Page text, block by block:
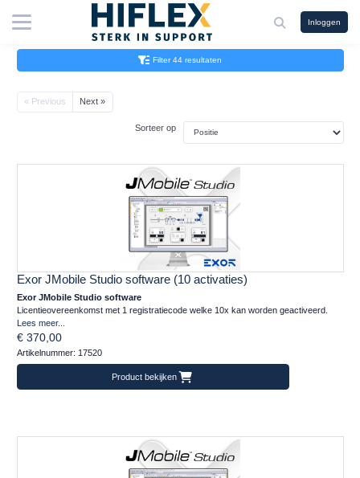
Inloggen
Filter 44 resultaten
« Previous Next »
Sorteer op
Exor JMobile Studio software (10 activaties)
Exor JMobile Studio software
Licentieovereenkomst met 1 registratiecode welke 10x kan worden geactiveerd.
Lees meer...
€ 370,00
Artikelnummer: 17520
Product bekijken